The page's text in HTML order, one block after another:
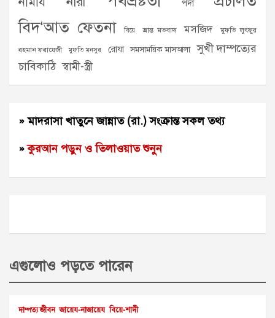
পর্দা
বিদ‘আত ফেতনা বিয়ে ভ্রান্ত মতবাদ মসজিদ মুফতি লুৎফুর
রহমান ফরায়েজী মুফতি মনসুর রোযা সমসাময়িক মাসআলা
সুখী দাম্পত্যের
চাবিকাঠি স্বামী-স্ত্রী
» মাদরাসা খাতুনে জান্নাত (রা.) সংক্রান্ত সকল তথ্য
» কুরআন পড়ুন ও তিলাওয়াত শুনুন
এগুলোও পড়তে পারেন
দাম্পত্য জীবন জায়েয-নাজায়েয বিয়ে-শাদী